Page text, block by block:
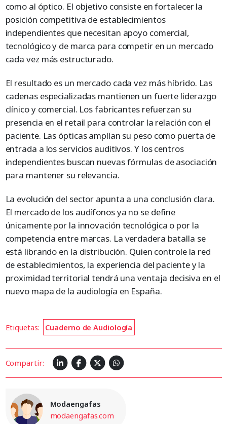
como al óptico. El objetivo consiste en fortalecer la
posición competitiva de establecimientos
independientes que necesitan apoyo comercial,
tecnológico y de marca para competir en un mercado
cada vez más estructurado.
El resultado es un mercado cada vez más híbrido. Las
cadenas especializadas mantienen un fuerte liderazgo
clínico y comercial. Los fabricantes refuerzan su
presencia en el retail para controlar la relación con el
paciente. Las ópticas amplían su peso como puerta de
entrada a los servicios auditivos. Y los centros
independientes buscan nuevas fórmulas de asociación
para mantener su relevancia.
La evolución del sector apunta a una conclusión clara.
El mercado de los audífonos ya no se define
únicamente por la innovación tecnológica o por la
competencia entre marcas. La verdadera batalla se
está librando en la distribución. Quien controle la red
de establecimientos, la experiencia del paciente y la
proximidad territorial tendrá una ventaja decisiva en el
nuevo mapa de la audiología en España.
Etiquetas: Cuaderno de Audiología
Compartir:
Modaengafas
modaengafas.com